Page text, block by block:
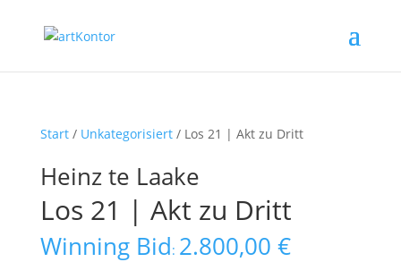
Start/ Unkategorisiert/ Los 21 | Akt zu Dritt
Heinz te Laake
Los 21 | Akt zu Dritt
Winning Bid: 2.800,00 €